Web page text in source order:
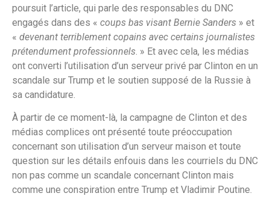
poursuit l’article, qui parle des responsables du DNC
engagés dans des « coups bas visant Bernie Sanders » et
« devenant terriblement copains avec certains journalistes
prétendument professionnels. » Et avec cela, les médias
ont converti l’utilisation d’un serveur privé par Clinton en un
scandale sur Trump et le soutien supposé de la Russie à
sa candidature.
À partir de ce moment-là, la campagne de Clinton et des
médias complices ont présenté toute préoccupation
concernant son utilisation d’un serveur maison et toute
question sur les détails enfouis dans les courriels du DNC
non pas comme un scandale concernant Clinton mais
comme une conspiration entre Trump et Vladimir Poutine.